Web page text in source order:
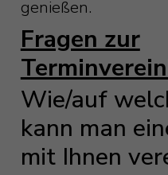
genießen.
Fragen zur
Wie/auf
kann man
mit Ihnen